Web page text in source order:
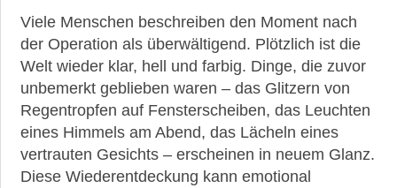
Viele Menschen beschreiben den Moment nach
der Operation als überwältigend. Plötzlich ist die
Welt wieder klar, hell und farbig. Dinge, die zuvor
unbemerkt geblieben waren – das Glitzern von
Regentropfen auf Fensterscheiben, das Leuchten
eines Himmels am Abend, das Lächeln eines
vertrauten Gesichts – erscheinen in neuem Glanz.
Diese Wiederentdeckung kann emotional